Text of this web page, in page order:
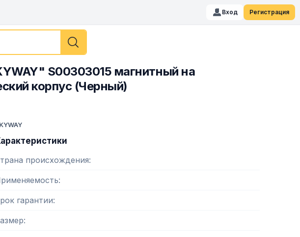
Вход Регистрация
S00303015 магнитный на
корпус (Черный)
происхождения
гарантии